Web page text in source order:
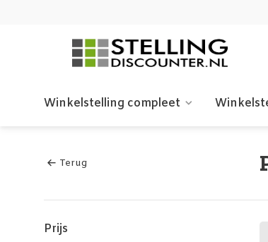
Winkelstelling compleet
Terug
Prijs